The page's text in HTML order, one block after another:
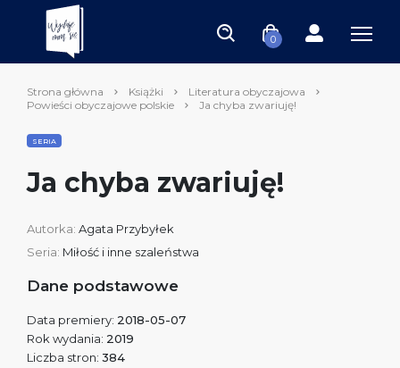
0
Strona główna Książki
Literatura obyczajowa
Powieści obyczajowe polskie
Ja chyba zwariuję!
SERIA
Ja chyba zwariuję!
Autorka: Agata Przybyłek
Seria: Miłość i inne szaleństwa
Dane podstawowe
Data premiery: 2018-05-07
Rok wydania: 2019
Liczba stron: 384